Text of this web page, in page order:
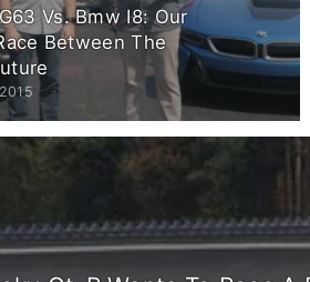
Vs. Bmw I8: Our
Between The